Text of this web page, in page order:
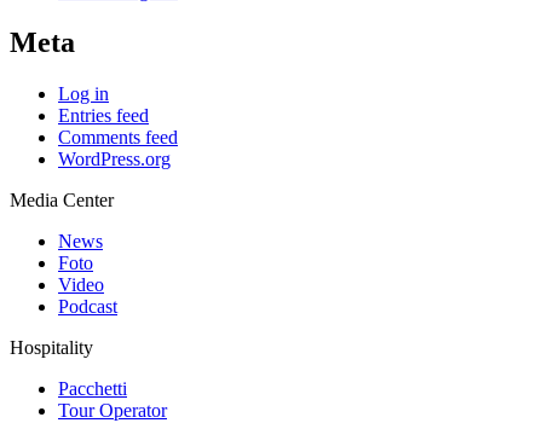
Meta
Log in
Entries feed
Comments feed
WordPress.org
Media Center
News
Foto
Video
Podcast
Hospitality
Pacchetti
Tour Operator